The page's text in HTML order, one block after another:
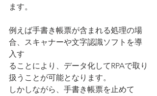
ます。
例えば手書き帳票が含まれる処理の場
合、スキャナーや文字認識ソフトを導
入す
ることにより、データ化してRPAで取り
扱うことが可能となります。
しかしながら、手書き帳票を止めて